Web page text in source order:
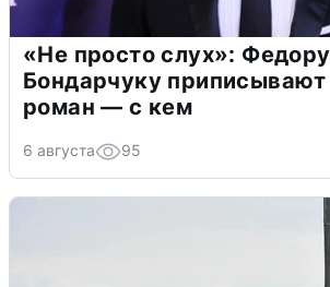
«Не просто слух»: Федору
Бондарчуку
роман — с кем
6 августа 95